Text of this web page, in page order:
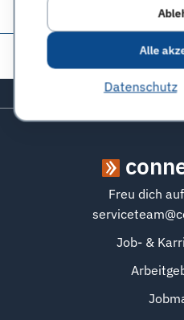
Alle
Datenschutz
Diese Seite teilen:
Zurück zum
Freu dich
Job- &